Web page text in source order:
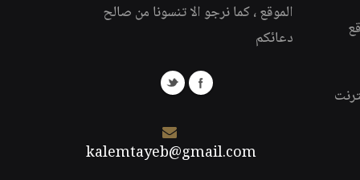
الموقع ، كما نرجو الا تنسونا من صالح
دعائكم
kalemtayeb@gmail.com